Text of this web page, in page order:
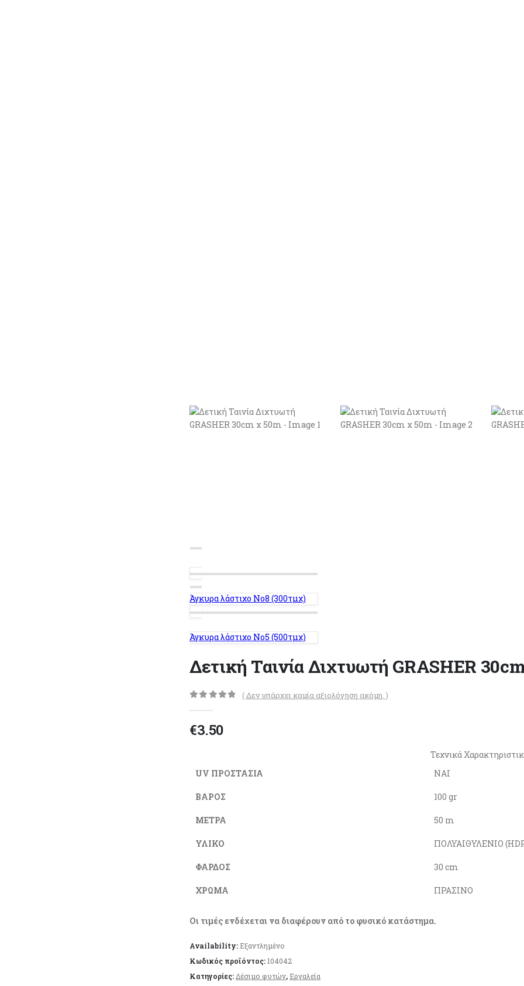
Άγκυρα λάστιχο Νο8 (300τμχ)
Άγκυρα λάστιχο Νο5 (500τμχ)
Δετική Ταινία Διχτυωτή GRASHER
( Δεν υπάρχει καμία αξιολόγηση ακόμη. )
€3.50
Τεχνικά
UV ΠΡΟΣΤΑΣΙΑ
ΝΑΙ
ΒΑΡΟΣ 100 gr
ΜΕΤΡΑ 50 m
ΥΛΙΚΟ ΠΟΛΥΑΙΘΥΛΕΝΙΟ
ΦΑΡΔΟΣ 30 cm
ΧΡΩΜΑ ΠΡΑΣΙΝΟ
Οι τιμές ενδέχεται να διαφέρουν από το φυσικό κατάστημα.
Availability: Εξαντλημένο
Κωδικός προϊόντος:104042
Κατηγορίες:Δέσιμο φυτών, Εργαλεία